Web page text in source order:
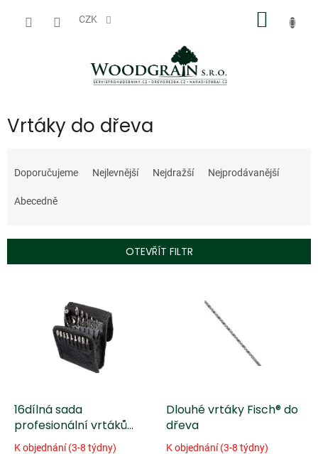
CZK
Vrtáky do dřeva
a
e
í
r
Doporučujeme Nejlevnější Nejdražší Nejprodávanější
Abecedně
OTEVŘÍT FILTR
d16dílná sada
profesionální vrtáků
Fisch a bitů
K objednání (3-8 týdny)
Dlouhé vrtáky Fisch® do
dřeva
K objednání (3-8 týdny)